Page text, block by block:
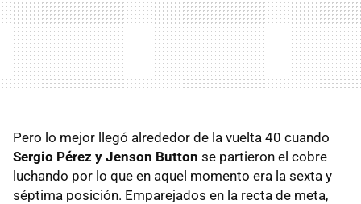
Pero lo mejor llegó alrededor de la vuelta 40 cuando
Sergio Pérez y Jenson Button se partieron el cobre
luchando por lo que en aquel momento era la sexta y
séptima posición. Emparejados en la recta de meta,